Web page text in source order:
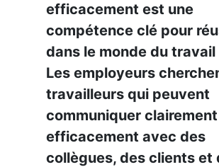
efficacement est une
compétence clé pour
dans le monde du
Les employeurs
travailleurs qui peuvent
communiquer
efficacement avec des
collègues, des clients et